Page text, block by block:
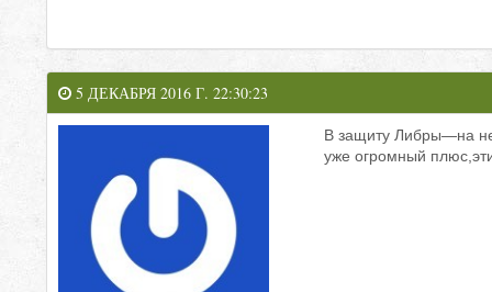
5 ДЕКАБРЯ 2016 Г. 22:30:23
В защиту Либры—на
уже огромный